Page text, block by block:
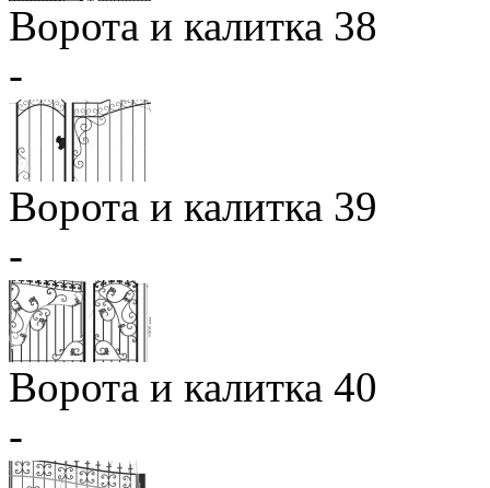
Ворота и калитка 38
-
Ворота и калитка 39
-
Ворота и калитка 40
-